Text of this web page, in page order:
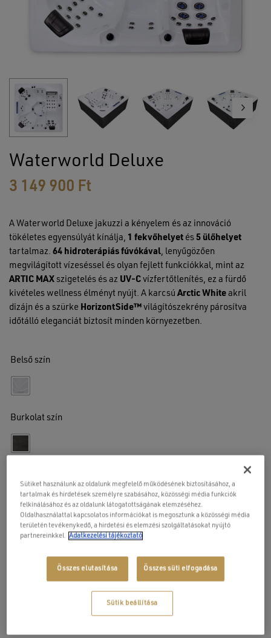
Waterworld Deluxe
3 149 900 Ft
A Waterworld Deluxe jakuzzi a kényelem és az innováció
tökéletes egyensúlyát kínálja, 1 fekvőhelyet és 5 ülőhelyet
tartalmaz. 64 hidroterápiás fúvókával, lenyűgözően
megvilágított vízeséssel és olyan fejlett funkciókkal, mint az
ARTIC MAX szigetelés és az UV-C vízfertőtlenítés, ez a fürdő
kivételes wellness élményt nyújt. A karcsú Arctic White akril
dizájn és a szürke HorizontSide™ világítószekrény párosítva
időtálló eleganciát biztosít minden környezetben.
Belső szín
Burkolat szín
KOSÁRBA
AJÁNLATOT KÉREK
Sütiket használunk az oldalunk megfelelő működésének biztosításához, a
tartalmak és hirdetések személyre szabásához, közösségi média funkciók
felkínálásához és az oldalunk látogatottságának elemzéséhez.
Oldalhasználattal kapcsolatos információkat is megosztunk a közösségi média
területén tevékenykedő, a hirdetési és elemzési szolgáltatásokat nyújtó
partnereinkkel. Adatkezelési tájékoztató
Összes elutasítása Összes süti elfogadása
Sütik beállítása